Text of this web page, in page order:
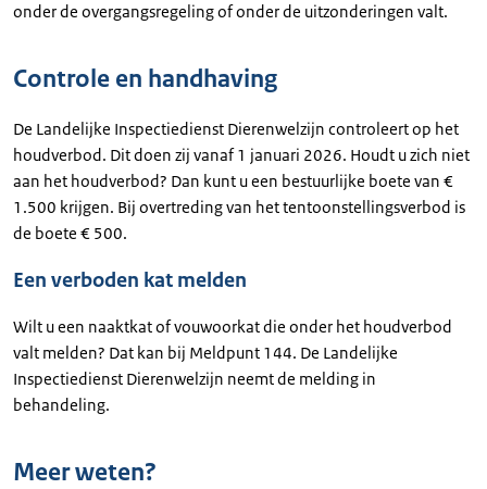
onder de overgangsregeling of onder de uitzonderingen valt.
Controle en handhaving
De Landelijke Inspectiedienst Dierenwelzijn controleert op het
houdverbod. Dit doen zij vanaf 1 januari 2026. Houdt u zich niet
aan het houdverbod? Dan kunt u een bestuurlijke boete van €
1.500 krijgen. Bij overtreding van het tentoonstellingsverbod is
de boete € 500.
Een verboden kat melden
Wilt u een naaktkat of vouwoorkat die onder het houdverbod
valt melden? Dat kan bij Meldpunt 144. De Landelijke
Inspectiedienst Dierenwelzijn neemt de melding in
behandeling.
Meer weten?